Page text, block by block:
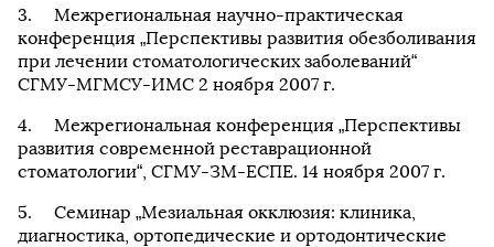
Межрегиональная научно-практическая
конференция „Перспективы развития обезболивания
при лечении стоматологических заболеваний“
СГМУ-МГМСУ-ИМС 2 ноября 2007 г.
Межрегиональная конференция „Перспективы
развития современной реставрационной
стоматологии“, СГМУ-ЗМ-ЕСПЕ. 14 ноября 2007 г.
Семинар „Мезиальная окклюзия: клиника,
диагностика, ортопедические и ортодонтические